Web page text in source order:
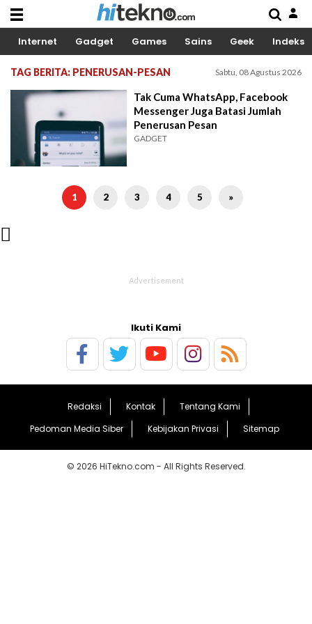
Internet Gadget Games Sains Geek Indeks
TAG BERITA: PENERUSAN-PESAN Sabtu, 08 Agustus 2026
Tak Cuma WhatsApp, Facebook
Messenger Juga Batasi Jumlah
Penerusan Pesan
GADGET
1 2 3 4 5 »

Ikuti Kami
Redaksi Kontak
Tentang Kami
Pedoman Media Siber
Kebijakan Privasi Sitemap
© 2026 HiTekno.com - All Rights Reserved.